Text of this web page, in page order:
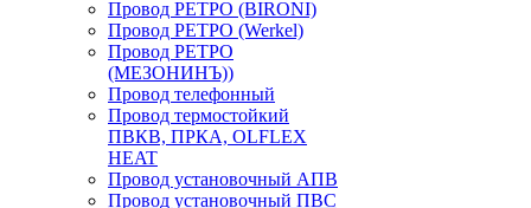
Провод РЕТРО (BIRONI)
Провод РЕТРО (Werkel)
Провод РЕТРО
(МЕЗОНИНЪ))
Провод телефонный
Провод термостойкий
ПВКВ, ПРКА, OLFLEX
HEAT
Провод установочный АПВ
Провод установочный ПВС